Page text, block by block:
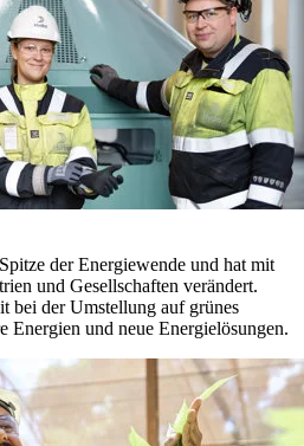
der Energiewende und hat mit
und Gesellschaften verändert.
bei der Umstellung auf grünes
Energien und neue Energielösungen.